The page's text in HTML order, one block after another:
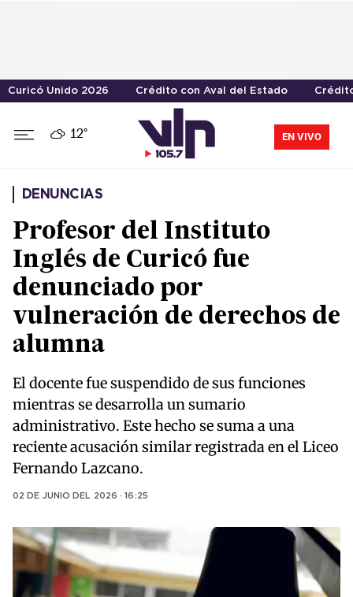
Curicó Unido 2026 Crédito con Aval del Estado
12° EN VIVO
DENUNCIAS
Profesor del Instituto
Inglés de Curicó fue
denunciado por
vulneración de derechos de
alumna
El docente fue suspendido de sus funciones
mientras se desarrolla un sumario
administrativo. Este hecho se suma a una
reciente acusación similar registrada en el Liceo
Fernando Lazcano.
02 DE JUNIO DEL 2026 · 16:25